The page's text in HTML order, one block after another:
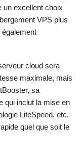
un excellent choix
VPS plus
cloud sera
maximale, mais
sa
qui inclut la mise en
LiteSpeed, etc.
quel que soit le